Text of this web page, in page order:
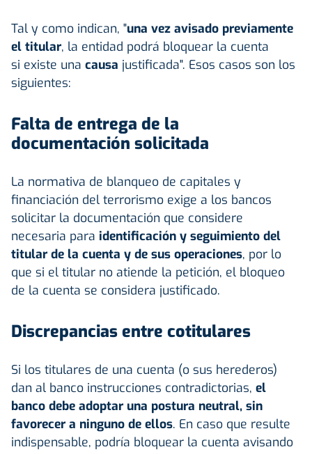
Tal y como indican, "una vez avisado previamente
el titular, la entidad podrá bloquear la cuenta
si existe una causa justificada". Esos casos son los
siguientes:
Falta de entrega de la
documentación solicitada
La normativa de blanqueo de capitales y
financiación del terrorismo exige a los bancos
solicitar la documentación que considere
necesaria para identificación y seguimiento del
titular de la cuenta y de sus operaciones, por lo
que si el titular no atiende la petición, el bloqueo
de la cuenta se considera justificado.
Discrepancias entre cotitulares
Si los titulares de una cuenta (o sus herederos)
dan al banco instrucciones contradictorias, el
banco debe adoptar una postura neutral, sin
favorecer a ninguno de ellos. En caso que resulte
indispensable, podría bloquear la cuenta avisando